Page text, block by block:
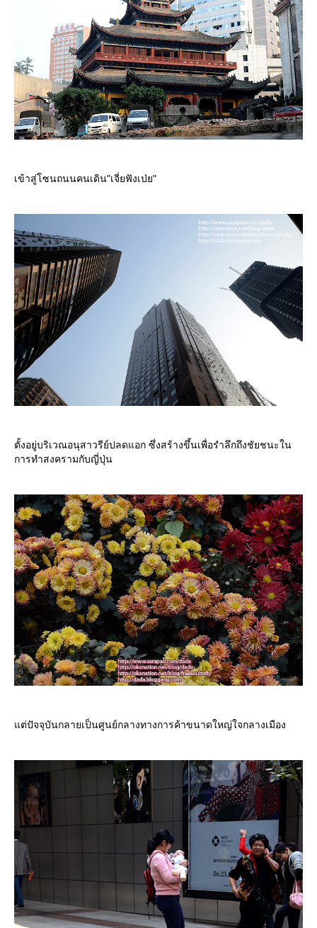
เข้าสู่โซนถนนคนเดิน"เจี่ยฟังเป่ย"
ตั้งอยู่บริเวณอนุสาวรีย์ปลดแอก ซึ่งสร้างขึ้นเพื่อรำลึกถึงชัยชนะใน
การทำสงครามกับญี่ปุ่น
ต่ปัจจุบันกลายเป็นศูนย์กลางทางการค้าขนาดใหญ่ใจกลางเมือง